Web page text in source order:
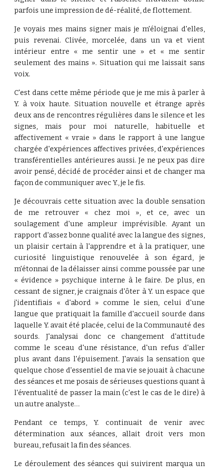
parfois une impression de dé-réalité, de flottement.
Je voyais mes mains signer mais je m'éloignai d'elles,
puis revenai. Clivée, morcelée, dans un va et vient
intérieur entre « me sentir une » et « me sentir
seulement des mains ». Situation qui me laissait sans
voix.
C'est dans cette même période que je me mis à parler à
Y. à voix haute. Situation nouvelle et étrange après
deux ans de rencontres régulières dans le silence et les
signes, mais pour moi naturelle, habituelle et
affectivement « vraie » dans le rapport à une langue
chargée d'expériences affectives privées, d'expériences
transférentielles antérieures aussi. Je ne peux pas dire
avoir pensé, décidé de procéder ainsi et de changer ma
façon de communiquer avec Y., je le fis.
Je découvrais cette situation avec la double sensation
de me retrouver « chez moi », et ce, avec un
soulagement d'une ampleur imprévisible. Ayant un
rapport d'assez bonne qualité avec la langue des signes,
un plaisir certain à l'apprendre et à la pratiquer, une
curiosité linguistique renouvelée à son égard, je
m'étonnai de la délaisser ainsi comme poussée par une
« évidence » psychique interne à le faire. De plus, en
cessant de signer, je craignais d'ôter à Y. un espace que
j'identifiais « d'abord » comme le sien, celui d'une
langue que pratiquait la famille d'accueil sourde dans
laquelle Y. avait été placée, celui de la Communauté des
sourds. J'analysai donc ce changement d'attitude
comme le sceau d'une résistance, d'un refus d'aller
plus avant dans l'épuisement. J'avais la sensation que
quelque chose d'essentiel de ma vie se jouait à chacune
des séances et me posais de sérieuses questions quant à
l'éventualité de passer la main (c'est le cas de le dire) à
un autre analyste…
Pendant ce temps, Y. continuait de venir avec
détermination aux séances, allait droit vers mon
bureau, refusait la fin des séances.
Le déroulement des séances qui suivirent marqua un